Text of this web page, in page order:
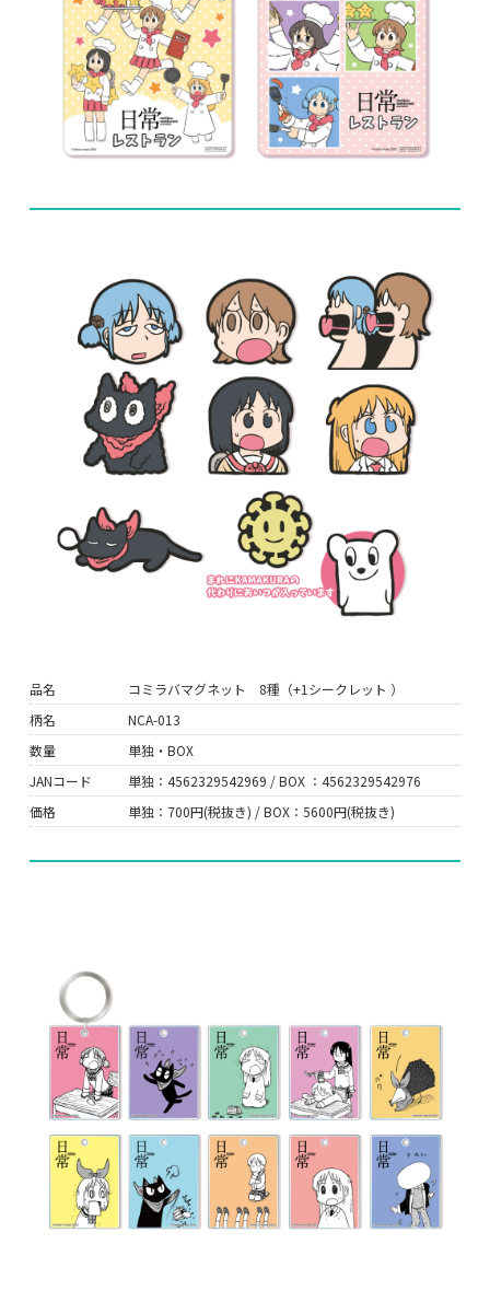
品名
コミラバマグネット 8種（+1シークレット ）
柄名
NCA-013
数量
単独・BOX
JANコード
単独：4562329542969 / BOX ：4562329542976
価格
単独：700円(税抜き) / BOX：5600円(税抜き)